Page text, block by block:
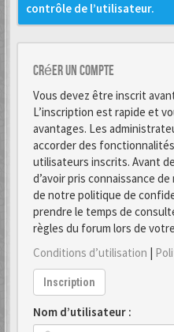
contrôle de l’utilisateur.
Créer un Compte
Vous devez être inscrit
L’inscription est rapide et
avantages. Les
accorder des
utilisateurs inscrits. Avant
d’avoir pris connaissance
de notre politique de
prendre le temps de
règles du forum lors de
Conditions d’utilisation |
Inscription
Nom d’utilisateur :